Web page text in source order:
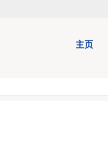
主页